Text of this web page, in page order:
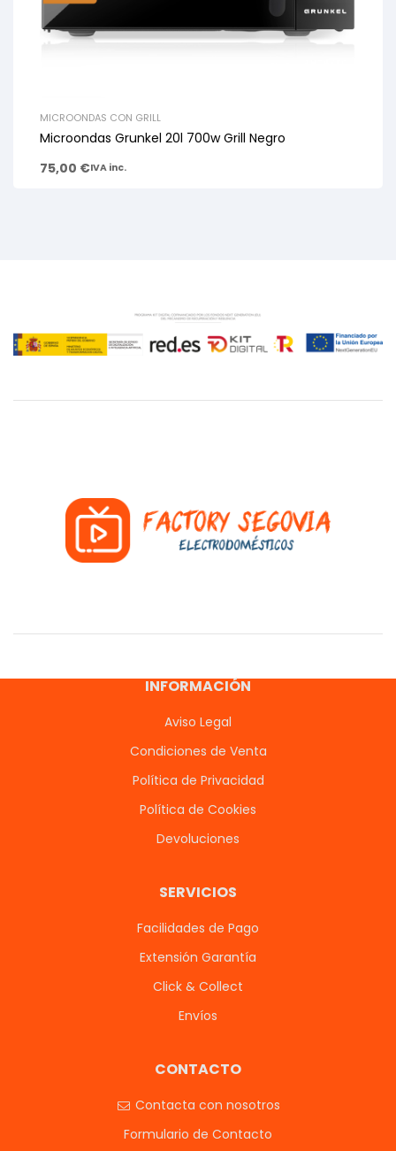
MICROONDAS CON GRILL
Microondas Grunkel 20l 700w Grill Negro
75,00 €IVA inc.
INFORMACIÓN
Aviso Legal
Condiciones de Venta
Política de Privacidad
Política de Cookies
Devoluciones
SERVICIOS
Facilidades de Pago
Extensión Garantía
Click & Collect
Envíos
CONTACTO
Contacta con nosotros
Formulario de Contacto